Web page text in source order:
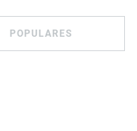
POPULARES